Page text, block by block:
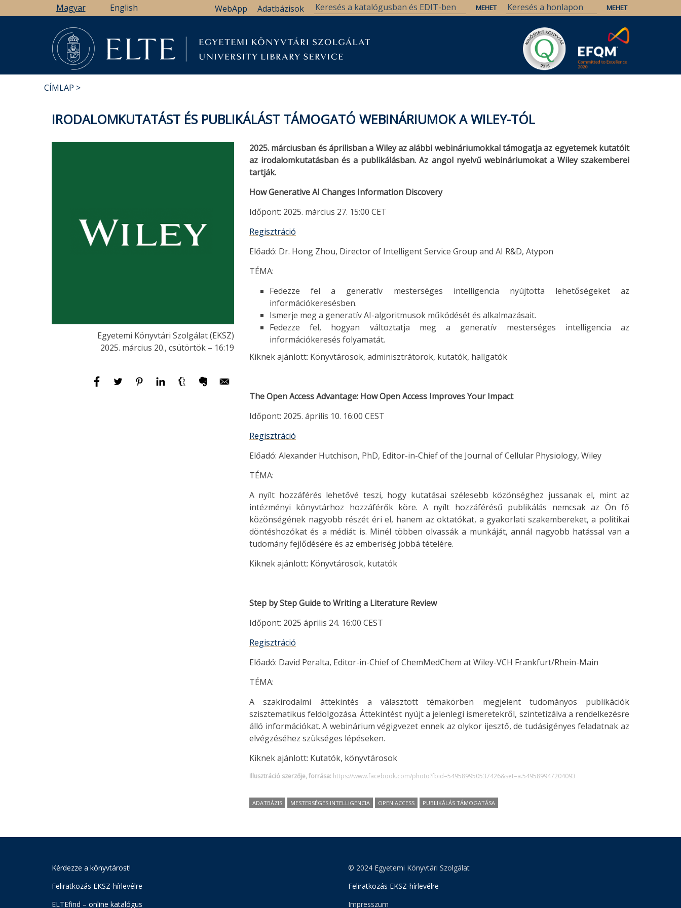
a
Magyar English Adatbázisok
WebApp
CÍMLAP
IRODALOMKUTATÁST ÉS PUBLIKÁLÁST TÁMOGATÓ WEBINÁRIUMOK A WILEY-TÓL
Egyetemi Könyvtári Szolgálat (EKSZ)
2025. március 20., csütörtök – 16:19
2025. márciusban és áprilisban a Wiley az alábbi webináriumokkal támogatja az egyetemek kutatóit
az irodalomkutatásban és a publikálásban. Az angol nyelvű webináriumokat a Wiley szakemberei
tartják.
How Generative AI Changes Information Discovery
Időpont: 2025. március 27. 15:00 CET
Regisztráció
Előadó: Dr. Hong Zhou, Director of Intelligent Service Group and AI R&D, Atypon
TÉMA:
Fedezze fel a generatív mesterséges intelligencia nyújtotta lehetőségeket az
információkeresésben.
Ismerje meg a generatív AI-algoritmusok működését és alkalmazásait.
Fedezze fel, hogyan változtatja meg a generatív mesterséges intelligencia az
információkeresés folyamatát.
Kiknek ajánlott: Könyvtárosok, adminisztrátorok, kutatók, hallgatók
The Open Access Advantage: How Open Access Improves Your Impact
Időpont: 2025. április 10. 16:00 CEST
Regisztráció
Előadó: Alexander Hutchison, PhD, Editor-in-Chief of the Journal of Cellular Physiology, Wiley
TÉMA:
A nyílt hozzáférés lehetővé teszi, hogy kutatásai szélesebb közönséghez jussanak el, mint az
intézményi könyvtárhoz hozzáférők köre. A nyílt hozzáférésű publikálás nemcsak az Ön fő
közönségének nagyobb részét éri el, hanem az oktatókat, a gyakorlati szakembereket, a politikai
döntéshozókat és a médiát is. Minél többen olvassák a munkáját, annál nagyobb hatással van a
tudomány fejlődésére és az emberiség jobbá tételére.
Kiknek ajánlott: Könyvtárosok, kutatók
Step by Step Guide to Writing a Literature Review
Időpont: 2025 április 24. 16:00 CEST
Regisztráció
Előadó: David Peralta, Editor-in-Chief of ChemMedChem at Wiley-VCH Frankfurt/Rhein-Main
TÉMA:
A szakirodalmi áttekintés a választott témakörben megjelent tudományos publikációk
szisztematikus feldolgozása. Áttekintést nyújt a jelenlegi ismeretekről, szintetizálva a rendelkezésre
álló információkat. A webinárium végigvezet ennek az olykor ijesztő, de tudásigényes feladatnak az
elvégzéséhez szükséges lépéseken.
Kiknek ajánlott: Kutatók, könyvtárosok
Illusztráció szerzője, forrása: https://www.facebook.com/photo?fbid=549589950537426&set=a.549589947204093
ADATBÁZIS MESTERSÉGES INTELLIGENCIA OPEN ACCESS PUBLIKÁLÁS TÁMOGATÁSA
Kérdezze a könyvtárost!
Feliratkozás EKSZ-hírlevélre
ELTEfind – online katalógus
© 2024 Egyetemi Könyvtári Szolgálat
Feliratkozás EKSZ-hírlevélre
Impresszum